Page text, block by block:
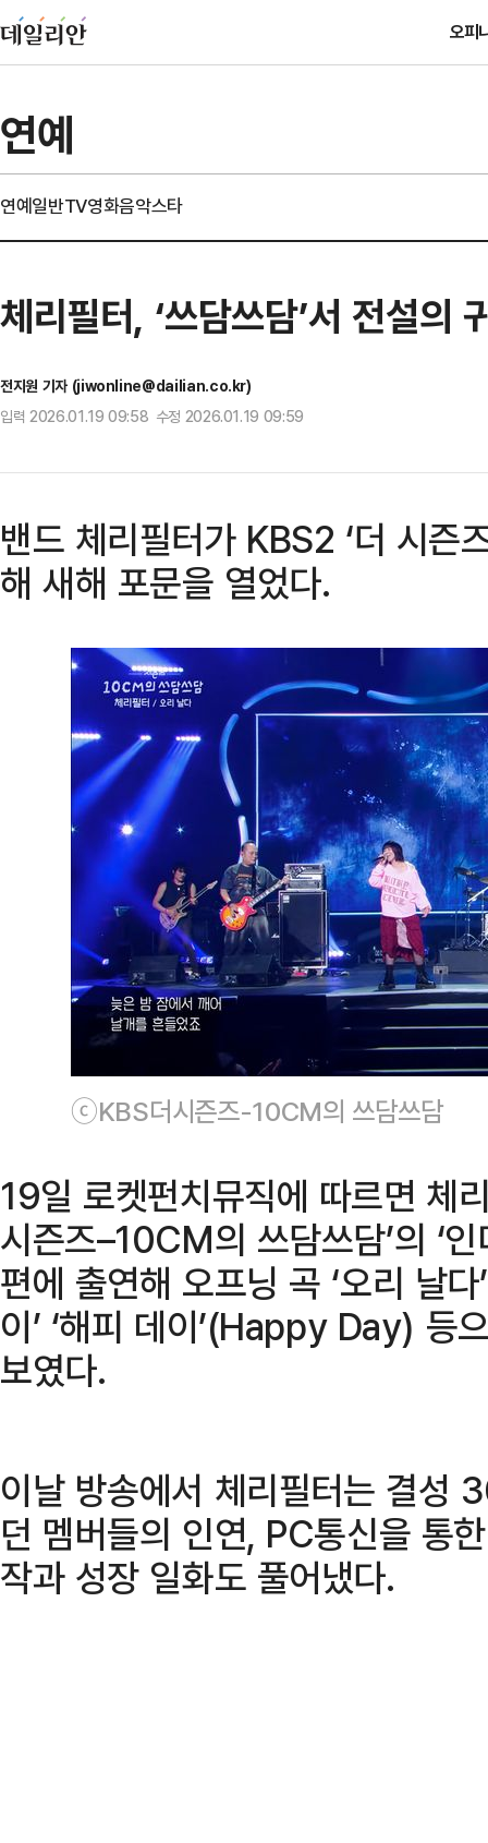
오피
연예
연예일반TV영화음악스타
체리필터, ‘쓰담쓰담’서 전설
전지원 기자 (jiwonline@dailian.co.kr)
입력 2026.01.19 09:58 수정 2026.01.19 09:59
밴드 체리필터가 KBS2 ‘더 시즌
해 새해 포문을 열었다.
ⓒKBS더시즌즈-10CM의 쓰담쓰담
19일 로켓펀치뮤직에 따르면 체
시즌즈–10CM의 쓰담쓰담’의 ‘
편에 출연해 오프닝 곡 ‘오리 날
이’ ‘해피 데이’(Happy Day) 등
보였다.
이날 방송에서 체리필터는 결성
던 멤버들의 인연, PC통신을 통
작과 성장 일화도 풀어냈다.